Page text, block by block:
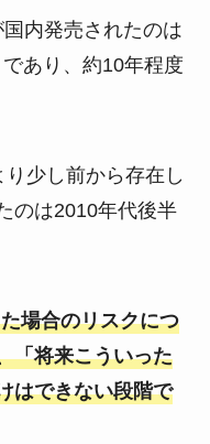
内発売されたのは
あり、約10年程度
少し前から存在し
のは2010年代後半
場合のリスクにつ
「将来こういった
はできない段階で